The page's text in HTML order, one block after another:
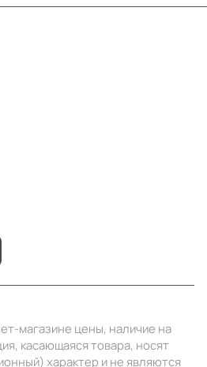
магазине цены, наличие на
касающаяся товара, носят
характер и не являются